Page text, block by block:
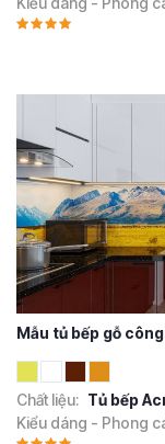
Mẫu tủ bếp gỗ
Chất liệu: Tủ bếp
Kiểu dáng - Phong